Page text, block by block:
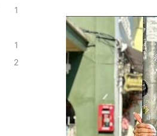
1
1
2
17:09:41
03:35:13